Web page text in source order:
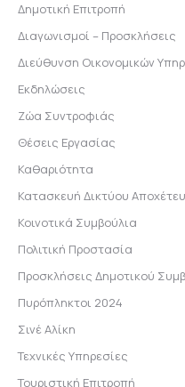
Δημοτική Επιτροπή
Διαγωνισμοί – Προσκλήσεις
Διεύθυνση Οικονομικών
Εκδηλώσεις
Ζώα Συντροφιάς
Θέσεις Εργασίας
Καθαριότητα
Κατασκευή Δικτύου
Κοινοτικά Συμβούλια
Πολιτική Προστασία
Προσκλήσεις Δημοτικού
Πυρόπληκτοι 2024
Σινέ Αλίκη
Τεχνικές Υπηρεσίες
Τουριστική Επιτροπή